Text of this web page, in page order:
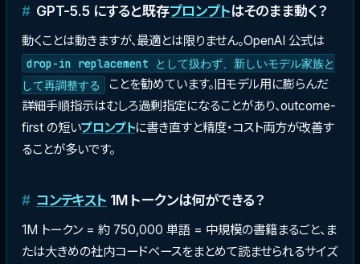
GPT-5.5 にすると既存プロンプトはそのまま動く？
動くことは動きますが、最適とは限りません。OpenAI 公式は
drop-in replacement として扱わず、新しいモデル家族と
して再調整する
ことを勧めています。旧モデル用に膨らんだ
詳細手順指示はむしろ過剰指定になることがあり、outcome-
first の短いプロンプトに書き直すと精度・コスト両方が改善す
ることが多いです。
コンテキスト 1M トークンは何ができる？
1M トークン = 約 750,000 単語 = 中規模の書籍まるごと、ま
たは大きめの社内コードベースをまとめて読ませられるサイズ